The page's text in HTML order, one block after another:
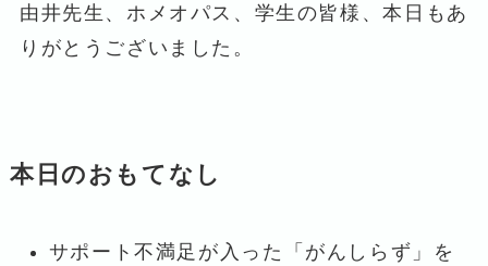
由井先生、ホメオパス、学生の皆様、本日もあ
りがとうございました。
本日のおもてなし
サポート不満足が入った「がんしらず」を